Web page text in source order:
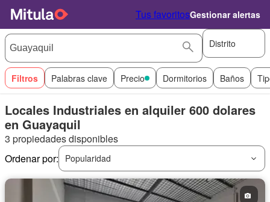
Tus favoritosGestionar alertas
Distrito
Filtros Palabras clave Precio Dormitorios Baños
Locales Industriales en alquiler 600 dolares
en Guayaquil
3 propiedades disponibles
Ordenar por:
Popularidad